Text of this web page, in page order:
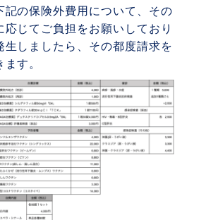
記の保険外費用について、その
応じてご負担をお願いしており
生しましたら、その都度請求を
す。